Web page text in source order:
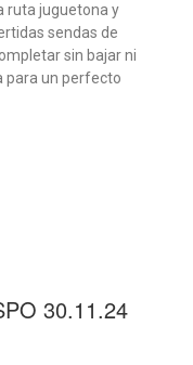
ruta juguetona y
sendas de
sin bajar ni
para un perfecto
30.11.24